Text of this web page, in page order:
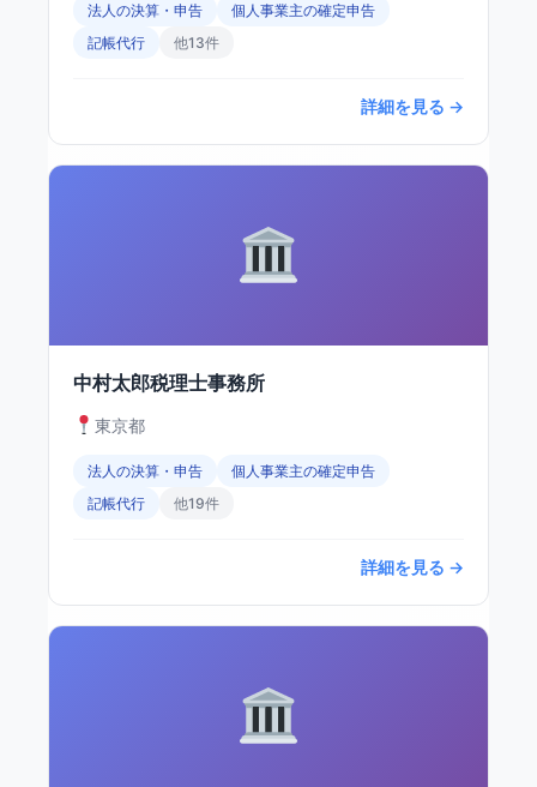
法人の決算・申告
個人事業主の確定申告
記帳代行
他13件
詳細を見る →
中村太郎税理士事務所
東京都
法人の決算・申告
個人事業主の確定申告
記帳代行
他19件
詳細を見る →